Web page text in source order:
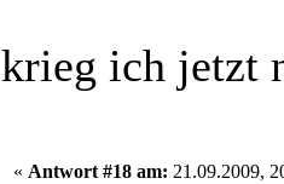
krieg ich jetzt
« Antwort #18 am: 21.09.2009,